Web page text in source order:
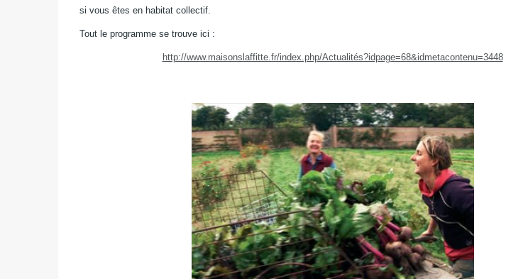
si vous êtes en habitat collectif.
Tout le programme se trouve ici :
http://www.maisonslaffitte.fr/index.php/Actualités?idpage=68&idmetacontenu=3448